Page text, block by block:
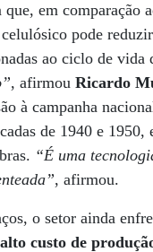
em comparação
pode
ao ciclo de vida
, afirmou Ricardo
à campanha
de 1940 e 1950,
“É uma
, afirmou.
o setor ainda
alto custo de